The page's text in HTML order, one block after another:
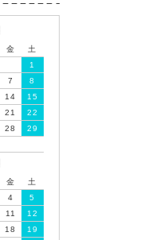
金
土
1
7
8
14
15
21
22
28
29
金
土
4
5
11
12
18
19